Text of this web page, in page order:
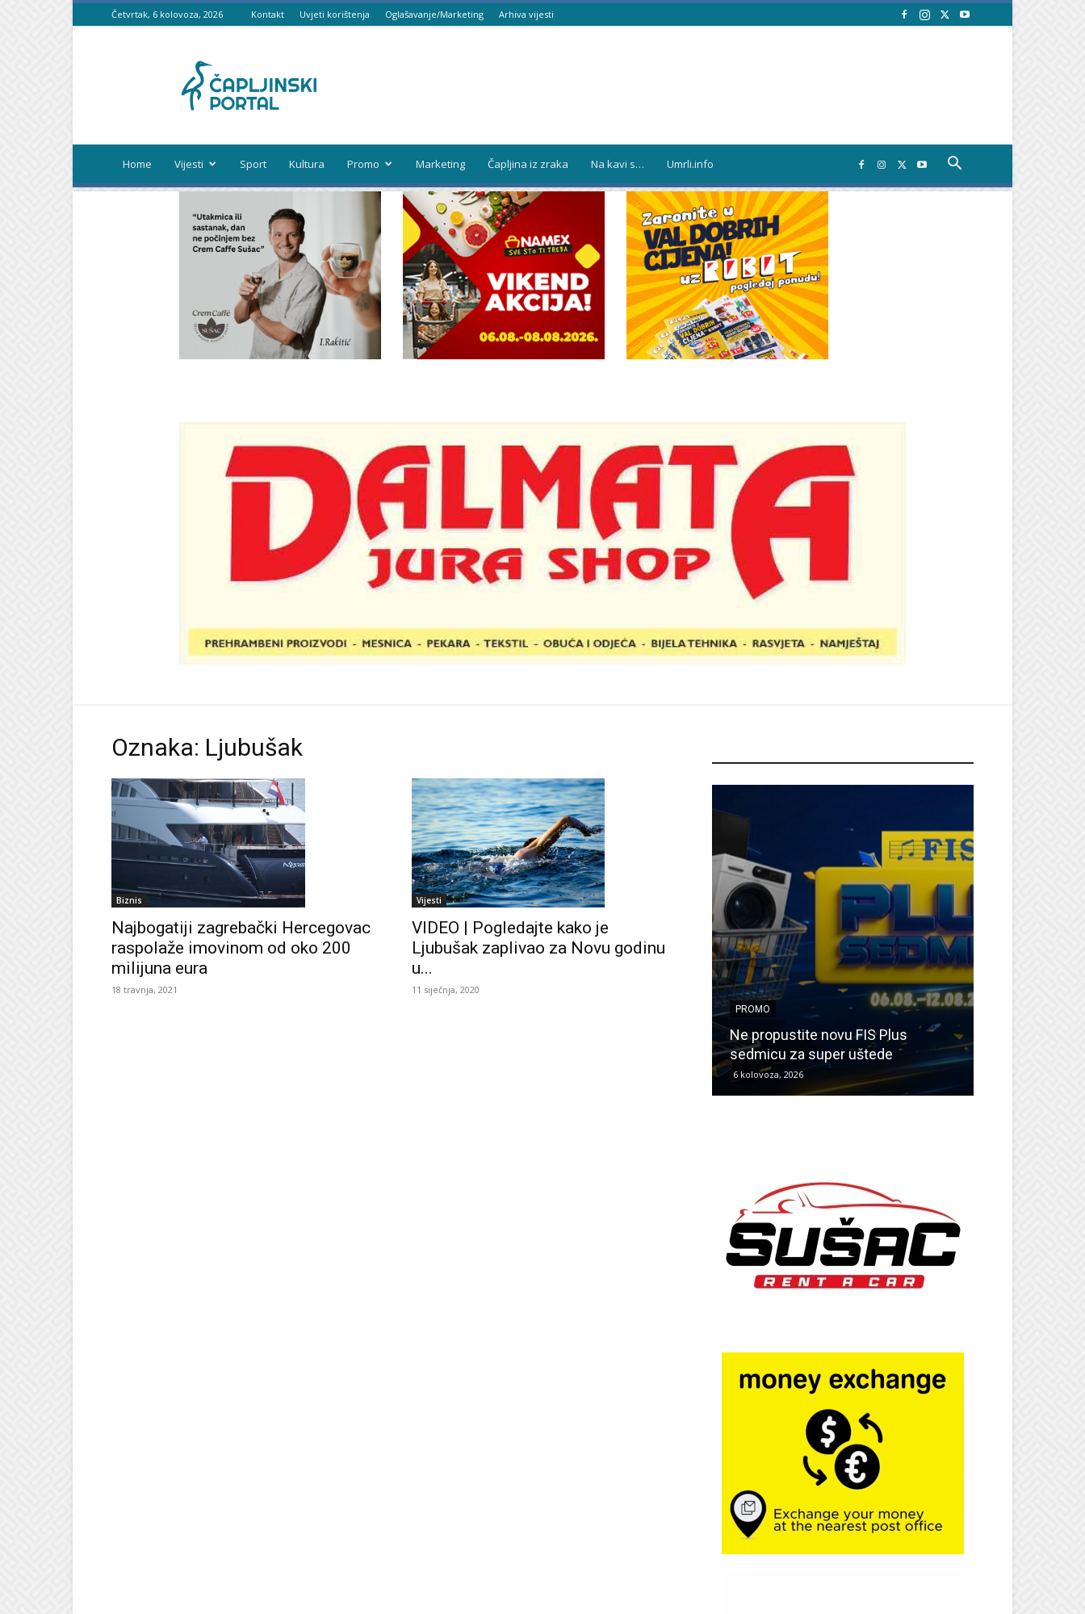
Četvrtak, 6 kolovoza, 2026 Kontakt Uvjeti korištenja Oglašavanje/Marketing Arhiva vijesti
portal
Home Vijesti Sport Kultura Promo Marketing Čapljina iz zraka Na kavi s… Umrli.info
Oznaka: Ljubušak
Biznis
Najbogatiji zagrebački Hercegovac
raspolaže imovinom od oko 200
milijuna eura
18 travnja, 2021
Vijesti
VIDEO | Pogledajte kako je
Ljubušak zaplivao za Novu godinu
u...
11 siječnja, 2020
PROMO
Ne propustite novu FIS Plus
sedmicu za super uštede
6 kolovoza, 2026